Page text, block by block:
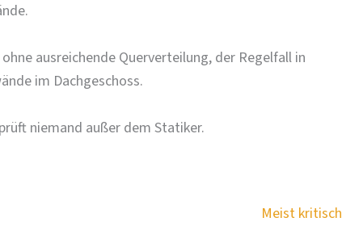
ausreichende Querverteilung, der Regelfall in
im Dachgeschoss.
niemand außer dem Statiker.
Meist kritisch